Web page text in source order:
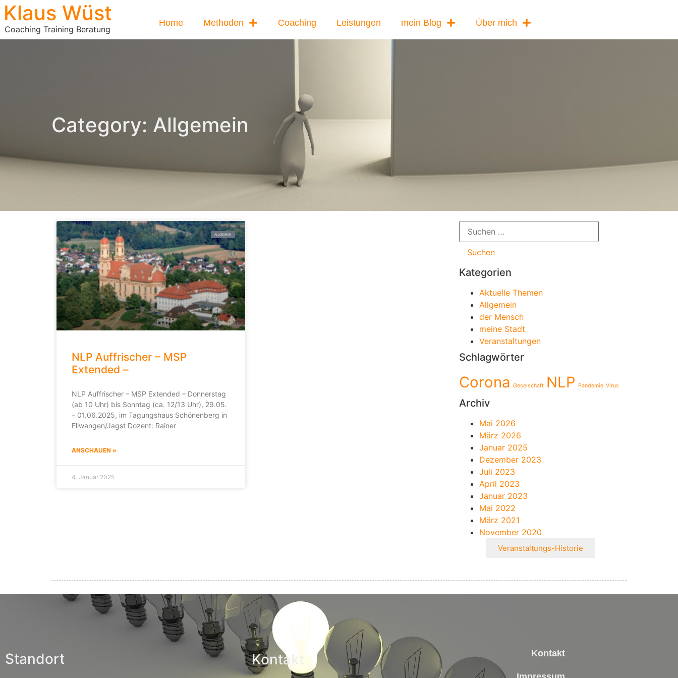
Klaus Wüst
Coaching Training Beratung
Home Methoden Coaching Leistungen mein Blog Über mich
Category: Allgemein
ALLGEMEIN
NLP Auffrischer – MSP
Extended –
NLP Auffrischer – MSP Extended – Donnerstag
(ab 10 Uhr) bis Sonntag (ca. 12/13 Uhr), 29.05.
– 01.06.2025, im Tagungshaus Schönenberg in
Ellwangen/Jagst Dozent: Rainer
ANSCHAUEN »
4. Januar 2025
Kategorien
Aktuelle Themen
Allgemein
der Mensch
meine Stadt
Veranstaltungen
Schlagwörter
Corona Geselschaft NLP Pandemie Virus
Archiv
Mai 2026
März 2026
Januar 2025
Dezember 2023
Juli 2023
April 2023
Januar 2023
Mai 2022
März 2021
November 2020
Veranstaltungs-Historie
Standort Kontakt Kontakt